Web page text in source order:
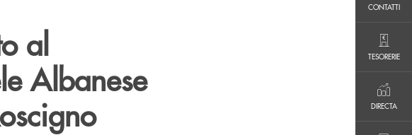
CONTATTI
TESORERIE
DIRECTA
al
Albanese